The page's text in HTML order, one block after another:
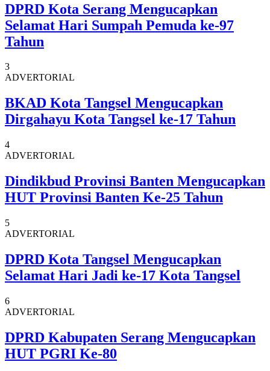
DPRD Kota Serang Mengucapkan
Selamat Hari Sumpah Pemuda ke-97
Tahun
3
ADVERTORIAL
BKAD Kota Tangsel Mengucapkan
Dirgahayu Kota Tangsel ke-17 Tahun
4
ADVERTORIAL
Dindikbud Provinsi Banten Mengucapkan
HUT Provinsi Banten Ke-25 Tahun
5
ADVERTORIAL
DPRD Kota Tangsel Mengucapkan
Selamat Hari Jadi ke-17 Kota Tangsel
6
ADVERTORIAL
DPRD Kabupaten Serang Mengucapkan
HUT PGRI Ke-80